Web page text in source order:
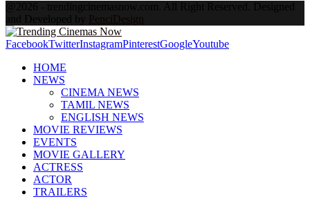
@2026 - trendingcinemasnow.com. All Right Reserved. Designed
and Developed by PenciDesign
FacebookTwitterInstagramPinterestGoogleYoutube
HOME
NEWS
CINEMA NEWS
TAMIL NEWS
ENGLISH NEWS
MOVIE REVIEWS
EVENTS
MOVIE GALLERY
ACTRESS
ACTOR
TRAILERS